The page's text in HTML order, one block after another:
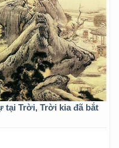
tại Trời, Trời kia đã bắt